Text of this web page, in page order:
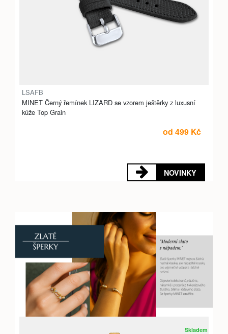
LSAFB
MINET Černý řemínek LIZARD se vzorem ještěrky z luxusní
kůže Top Grain
od 499 Kč
NOVINKY
Skladem